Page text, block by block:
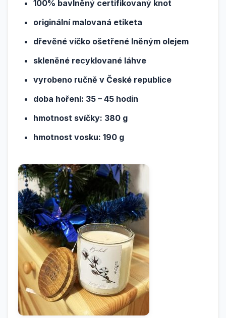
100% bavlněný certifikovaný knot
originální malovaná etiketa
dřevěné víčko ošetřené lněným olejem
skleněné recyklované láhve
vyrobeno ručně v České republice
doba hoření: 35 – 45 hodin
hmotnost svíčky: 380 g
hmotnost vosku: 190 g